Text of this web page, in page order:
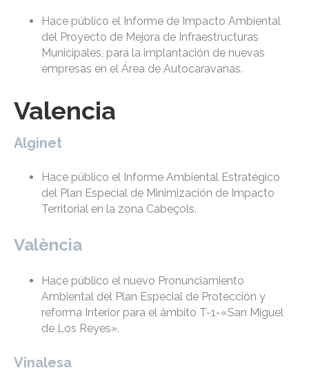
Hace público el Informe de Impacto Ambiental
del Proyecto de Mejora de Infraestructuras
Municipales, para la implantación de nuevas
empresas en el Área de Autocaravanas.
Valencia
Alginet
Hace público el Informe Ambiental Estratégico
del Plan Especial de Minimización de Impacto
Territorial en la zona Cabeçols.
València
Hace público el nuevo Pronunciamiento
Ambiental del Plan Especial de Protección y
reforma Interior para el ámbito T-1-«San Miguel
de Los Reyes».
Vinalesa